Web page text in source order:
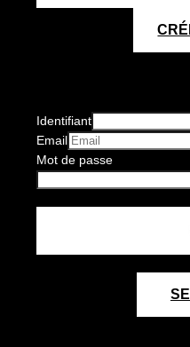
Identifiant
Email
Mot de passe